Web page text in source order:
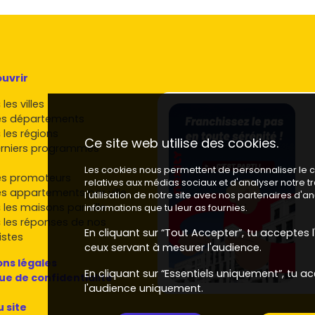
parc de Moine) ou familiaux (Puy-Saint-Bonnet)
et en Pays de la Loire
des
nationaux et régionaux. Selon les
du primo-accédant au standing, souvent proches
contemporaines, attention portée à
: gamme allant de l'accessible au haut de
en main.
(stationnement, local vélo, domotique), la
villes
départements
régions
programmes
promoteurs
appartements par ville
les maisons par ville
réponses de nos
légales
de confidentialité
site
Ce site web utilise des cookies.
Les cookies nous permettent de personnaliser le
relatives aux médias sociaux et d'analyser notre
l'utilisation de notre site avec nos partenaires
informations que tu leur as fournies.
En cliquant sur “Tout Accepter”, tu
ceux servant à mesurer l'audience.
En cliquant sur “Essentiels uniquement”, tu
l'audience uniquement.